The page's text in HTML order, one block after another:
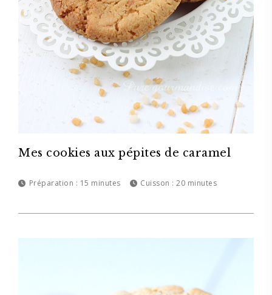
Mes cookies aux pépites de caramel
Préparation : 15 minutes Cuisson : 20 minutes